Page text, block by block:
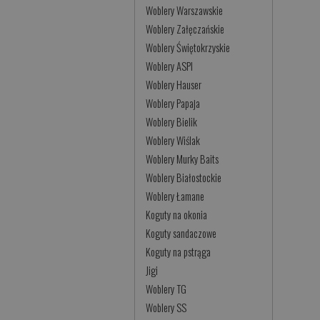
Woblery Warszawskie
Woblery Załęczańskie
Woblery Świętokrzyskie
Woblery ASPI
Woblery Hauser
Woblery Papaja
Woblery Bielik
Woblery Wiślak
Woblery Murky Baits
Woblery Białostockie
Woblery Łamane
Koguty na okonia
Koguty sandaczowe
Koguty na pstrąga
Jigi
Woblery TG
Woblery SS